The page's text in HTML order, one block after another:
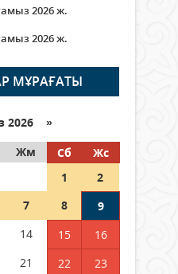
ҚАЛАЙ
276
158
дауыс бере
2026 ж.
2026 ж.
МҰРАҒАТЫ
2026 »
Жм Сб
Жс
1
2
7 8
9
14 15
16
21 22
23